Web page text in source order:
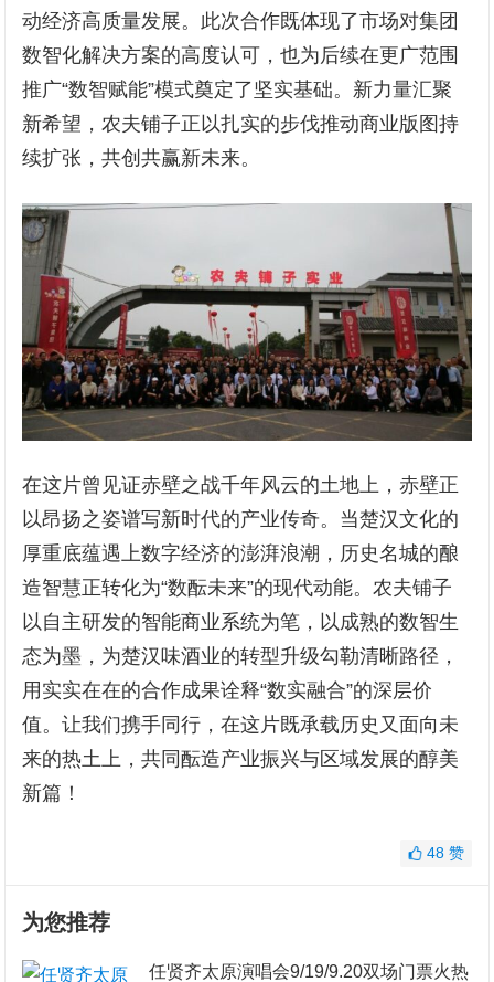
动经济高质量发展。此次合作既体现了市场对集团
数智化解决方案的高度认可，也为后续在更广范围
推广“数智赋能”模式奠定了坚实基础。新力量汇聚
新希望，农夫铺子正以扎实的步伐推动商业版图持
续扩张，共创共赢新未来。
在这片曾见证赤壁之战千年风云的土地上，赤壁正
以昂扬之姿谱写新时代的产业传奇。当楚汉文化的
厚重底蕴遇上数字经济的澎湃浪潮，历史名城的酿
造智慧正转化为“数酝未来”的现代动能。农夫铺子
以自主研发的智能商业系统为笔，以成熟的数智生
态为墨，为楚汉味酒业的转型升级勾勒清晰路径，
用实实在在的合作成果诠释“数实融合”的深层价
值。让我们携手同行，在这片既承载历史又面向未
来的热土上，共同酝造产业振兴与区域发展的醇美
新篇！
48 赞
为您推荐
任贤齐太原演唱会9/19/9.20双场门票火热